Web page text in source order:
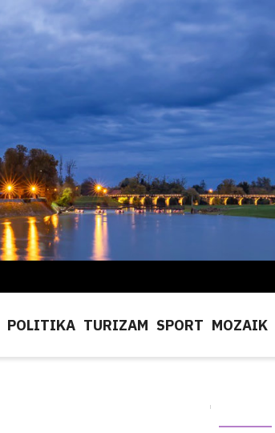
POLITIKA TURIZAM SPORT MOZAIK